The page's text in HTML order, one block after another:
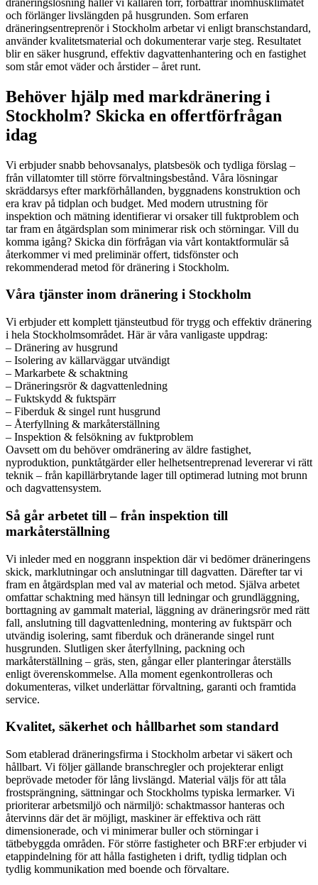
och förlänger livslängden på husgrunden. Som erfaren
dräneringsentreprenör i Stockholm arbetar vi enligt branschstandard,
använder kvalitetsmaterial och dokumenterar varje steg. Resultatet
blir en säker husgrund, effektiv dagvattenhantering och en fastighet
som står emot väder och årstider – året runt.
Behöver hjälp med markdränering i
Stockholm? Skicka en offertförfrågan
idag
Vi erbjuder snabb behovsanalys, platsbesök och tydliga förslag –
från villatomter till större förvaltningsbestånd. Våra lösningar
skräddarsys efter markförhållanden, byggnadens konstruktion och
era krav på tidplan och budget. Med modern utrustning för
inspektion och mätning identifierar vi orsaker till fuktproblem och
tar fram en åtgärdsplan som minimerar risk och störningar. Vill du
komma igång? Skicka din förfrågan via vårt kontaktformulär så
återkommer vi med preliminär offert, tidsfönster och
rekommenderad metod för dränering i Stockholm.
Våra tjänster inom dränering i Stockholm
Vi erbjuder ett komplett tjänsteutbud för trygg och effektiv dränering
i hela Stockholmsområdet. Här är våra vanligaste uppdrag:
– Dränering av husgrund
– Isolering av källarväggar utvändigt
– Markarbete & schaktning
– Dräneringsrör & dagvattenledning
– Fuktskydd & fuktspärr
– Fiberduk & singel runt husgrund
– Återfyllning & markåterställning
– Inspektion & felsökning av fuktproblem
Oavsett om du behöver omdränering av äldre fastighet,
nyproduktion, punktåtgärder eller helhetsentreprenad levererar vi rätt
teknik – från kapillärbrytande lager till optimerad lutning mot brunn
och dagvattensystem.
Så går arbetet till – från inspektion till
markåterställning
Vi inleder med en noggrann inspektion där vi bedömer dräneringens
skick, marklutningar och anslutningar till dagvatten. Därefter tar vi
fram en åtgärdsplan med val av material och metod. Själva arbetet
omfattar schaktning med hänsyn till ledningar och grundläggning,
borttagning av gammalt material, läggning av dräneringsrör med rätt
fall, anslutning till dagvattenledning, montering av fuktspärr och
utvändig isolering, samt fiberduk och dränerande singel runt
husgrunden. Slutligen sker återfyllning, packning och
markåterställning – gräs, sten, gångar eller planteringar återställs
enligt överenskommelse. Alla moment egenkontrolleras och
dokumenteras, vilket underlättar förvaltning, garanti och framtida
service.
Kvalitet, säkerhet och hållbarhet som standard
Som etablerad dräneringsfirma i Stockholm arbetar vi säkert och
hållbart. Vi följer gällande branschregler och projekterar enligt
beprövade metoder för lång livslängd. Material väljs för att tåla
frostsprängning, sättningar och Stockholms typiska lermarker. Vi
prioriterar arbetsmiljö och närmiljö: schaktmassor hanteras och
återvinns där det är möjligt, maskiner är effektiva och rätt
dimensionerade, och vi minimerar buller och störningar i
tätbebyggda områden. För större fastigheter och BRF:er erbjuder vi
etappindelning för att hålla fastigheten i drift, tydlig tidplan och
tydlig kommunikation med boende och förvaltare.